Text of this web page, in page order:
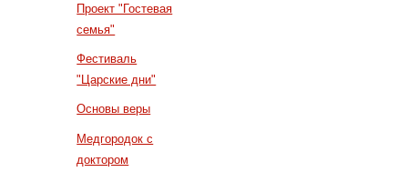
Проект "Гостевая
семья"
Фестиваль
"Царские дни"
Основы веры
Медгородок с
доктором